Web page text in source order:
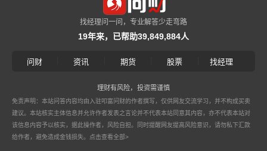
找经理问一问，专业解答少走弯路
19年来，已帮助39,849,884人
问财 资讯 期货 股票 找经理
理财有风险，投资需谨慎
免责声明：本站问答内容均由入驻叩富问财的作者撰写，仅供网友交流学习，并不构成买卖
建议。本站核实主体信息并允许作者发表之言论并不代表本站同意其内容，亦不代表本站对
该信息内容予以核实，据此操作者，风险自担。同时提醒网友提高风险意识，请勿私下汇款
给作者，避免造成金钱损失。 点击查看全部>